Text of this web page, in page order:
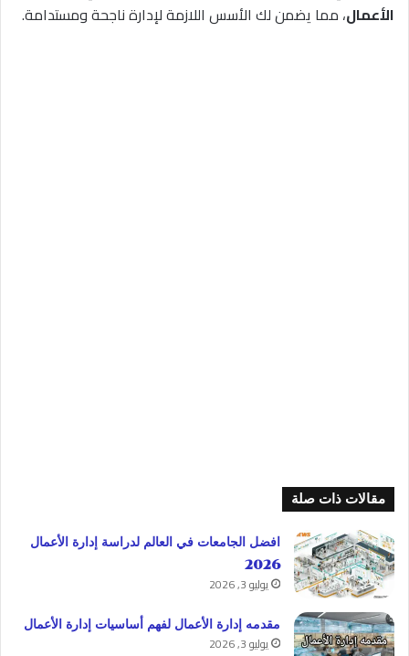
الأعمال، مما يضمن لك الأسس اللازمة لإدارة ناجحة ومستدامة.
مقالات ذات صلة
افضل الجامعات في العالم لدراسة إدارة الأعمال
2026
يوليو 3, 2026
مقدمه إدارة الأعمال لفهم أساسيات إدارة الأعمال
يوليو 3, 2026